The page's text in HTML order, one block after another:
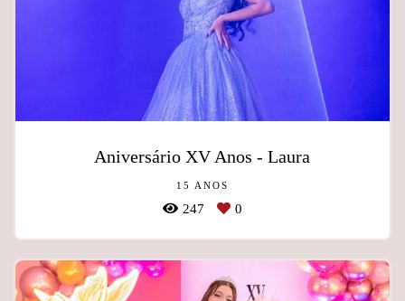
Aniversário XV Anos - Laura
15 ANOS
247 0